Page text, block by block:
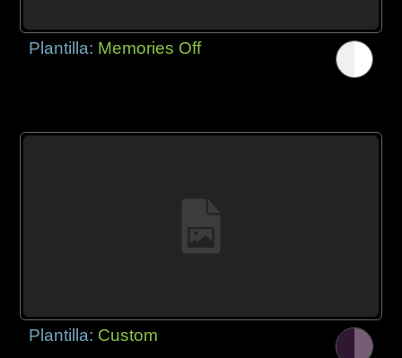
Plantilla: Memories Off
Plantilla: Custom